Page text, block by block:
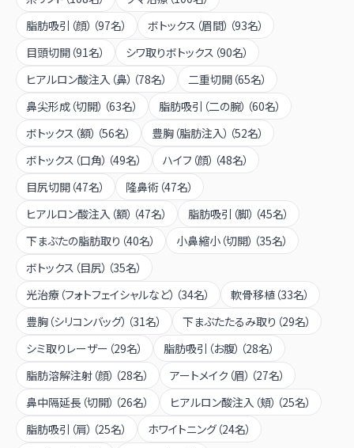
脂肪吸引（顔） （97名） ボトックス（眉間） （93名）
目頭切開 （91名） シワ取りボトックス （90名）
ヒアルロン酸注入（鼻） （78名） 二重切開 （65名）
鼻尖形成（切開） （63名） 脂肪吸引（二の腕） （60名）
ボトックス（額） （56名） 豊胸（脂肪注入） （52名）
ボトックス（口角） （49名） ハイフ（顔） （48名）
目尻切開 （47名） 隆鼻術 （47名）
ヒアルロン酸注入（額） （47名） 脂肪吸引（脚） （45名）
下まぶたの脂肪取り （40名） 小鼻縮小（切開） （35名）
ボトックス（目尻） （35名）
光治療（フォトフェイシャルなど） （34名） 軟骨移植 （33名）
豊胸（シリコンバッグ） （31名） 下まぶたたるみ取り （29名）
シミ取りレーザー （29名） 脂肪吸引（お腹） （28名）
脂肪溶解注射（顔） （28名） アートメイク（眉） （27名）
鼻中隔延長（切開） （26名） ヒアルロン酸注入（頬） （25名）
脂肪吸引（肩） （25名） ホワイトニング（24名）